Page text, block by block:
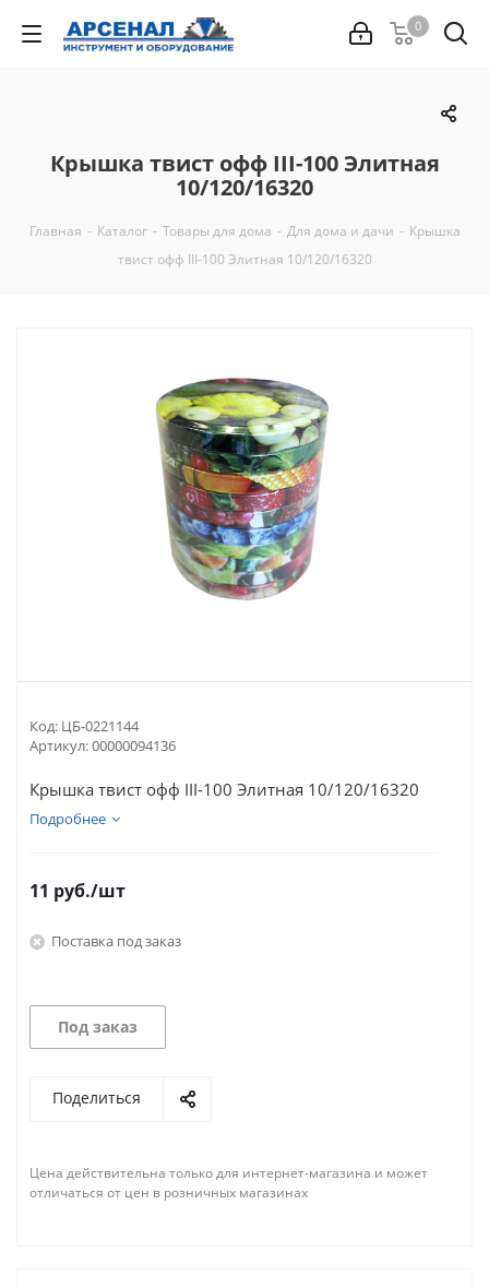
0
Крышка твист офф III-100 Элитная
10/120/16320
Главная - Каталог - Товары для дома - Для дома и дачи - Крышка
твист офф III-100 Элитная 10/120/16320
Код: ЦБ-0221144
Артикул:00000094136
Крышка твист офф III-100 Элитная 10/120/16320
Подробнее
11 руб./шт
Поставка под заказ
Под заказ
Поделиться
Цена действительна только для интернет-магазина и может
отличаться от цен в розничных магазинах